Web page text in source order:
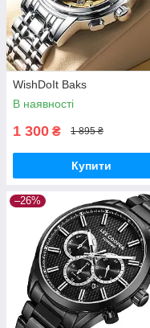
WishDoIt Baks
В наявності
1 300 ₴ 1 895 ₴
Купити
–26%